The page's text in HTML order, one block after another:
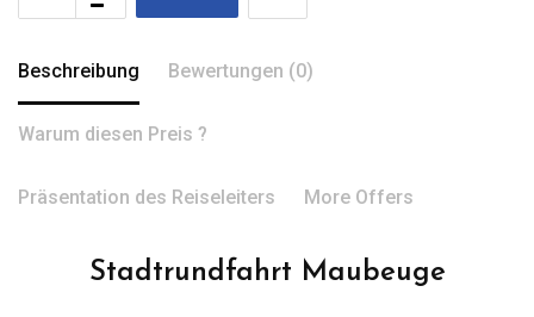
Beschreibung Bewertungen (0)
Warum diesen Preis ?
Präsentation des Reiseleiters More Offers
Stadtrundfahrt Maubeuge